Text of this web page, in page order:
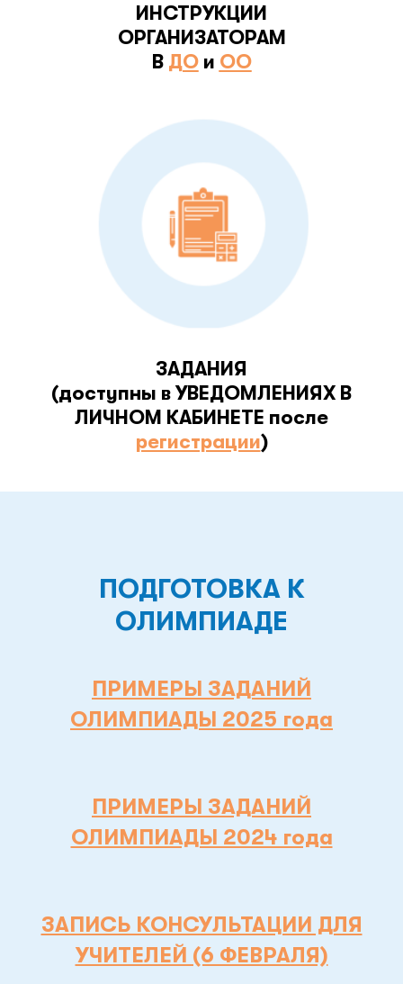
ИНСТРУКЦИИ
ОРГАНИЗАТОРАМ
В ДОи ОО
ЗАДАНИЯ
(доступны в УВЕДОМЛЕНИЯХ В
ЛИЧНОМ КАБИНЕТЕ после
регистрации)
ПОДГОТОВКА К
ОЛИМПИАДЕ
ПРИМЕРЫ ЗАДАНИЙ
ОЛИМПИАДЫ 2025 года
ПРИМЕРЫ ЗАДАНИЙ
ОЛИМПИАДЫ 2024 года
ЗАПИСЬ КОНСУЛЬТАЦИИ ДЛЯ
УЧИТЕЛЕЙ (6 ФЕВРАЛЯ)